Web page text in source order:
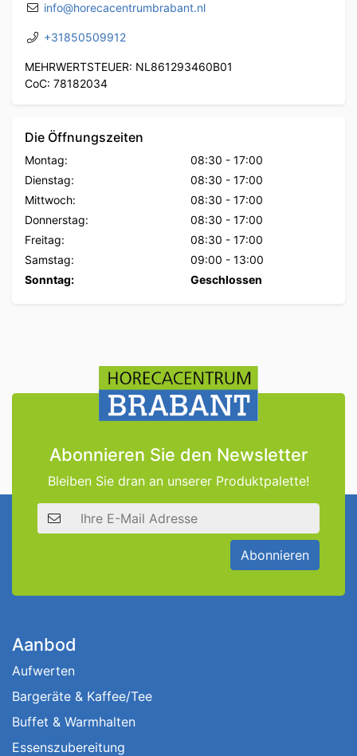
info@horecacentrumbrabant.nl
+31850509912
MEHRWERTSTEUER: NL861293460B01
CoC: 78182034
Die Öffnungszeiten
Montag: 08:30 - 17:00
Dienstag:
08:30 - 17:00
Mittwoch:
08:30 - 17:00
Donnerstag:
08:30 - 17:00
Freitag:
08:30 - 17:00
Samstag:
09:00 - 13:00
Sonntag:
Geschlossen
Abonnieren Sie den Newsletter
Bleiben Sie dran an unserer Produktpalette!
E-Mail Adresse
Abonnieren
Aanbod
Aufwerten
Bargeräte & Kaffee/Tee
Buffet & Warmhalten
Essenszubereitung